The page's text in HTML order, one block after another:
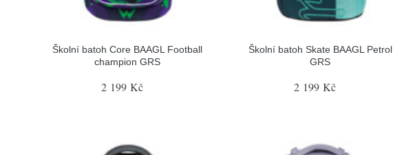
Školní batoh Core BAAGL Football
champion GRS
2 199 Kč
Školní batoh Skate BAAGL Petrol
GRS
2 199 Kč